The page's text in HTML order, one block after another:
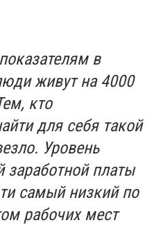
в
живут на 4000
кто
для себя такой
Уровень
заработной платы
самый низкий по
рабочих мест